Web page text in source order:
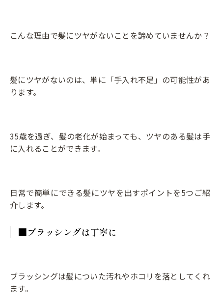
こんな理由で髪にツヤがないことを諦めていませんか？
髪にツヤがないのは、単に「手入れ不足」の可能性があ
ります。
35歳を過ぎ、髪の老化が始まっても、ツヤのある髪は手
に入れることができます。
日常で簡単にできる髪にツヤを出すポイントを5つご紹
介します。
■ブラッシングは丁寧に
ブラッシングは髪についた汚れやホコリを落としてくれ
ます。